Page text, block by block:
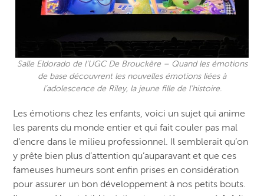
Salle Eldorado de l’UGC De Brouckère – Quand les émotions
de base découvrent les nouvelles émotions liées à
l’adolescence de Riley, la jeune fille de l’histoire.
Les émotions chez les enfants, voici un sujet qui anime
les parents du monde entier et qui fait couler pas mal
d’encre dans le milieu professionnel. Il semblerait qu’on
y prête bien plus d’attention qu’auparavant et que ces
fameuses humeurs sont enfin prises en considération
pour assurer un bon développement à nos petits bouts.